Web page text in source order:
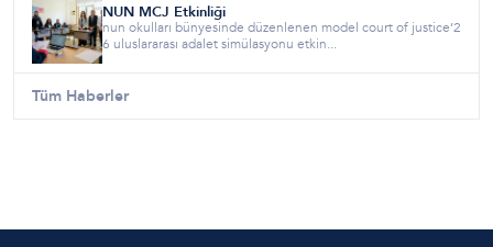
NUN MCJ Etkinliği
nun okulları bünyesinde düzenlenen model court of justice’2
6 uluslararası adalet simülasyonu etkin...
Tüm Haberler